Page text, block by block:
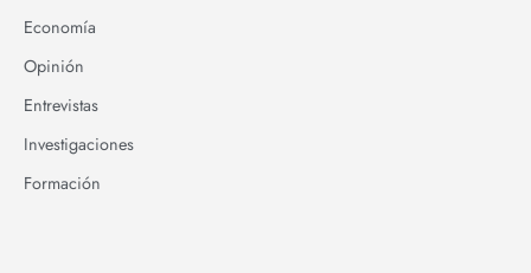
Economía
Opinión
Entrevistas
Investigaciones
Formación